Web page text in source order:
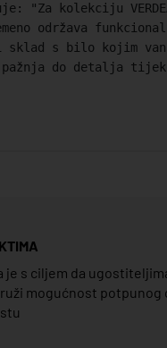
"Za kolekciju
održava
sklad s bilo kojim
do detalja
je s ciljem da
mogućnost potpunog